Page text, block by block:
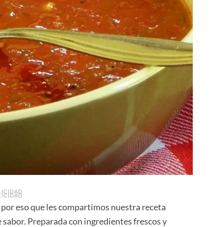
por eso que les compartimos nuestra receta
sabor. Preparada con ingredientes frescos y